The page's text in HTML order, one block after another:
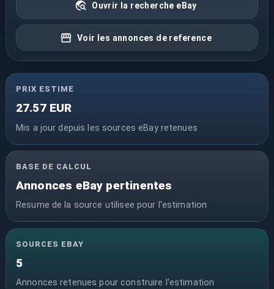
Ouvrir la recherche eBay
Voir les annonces de reference
PRIX ESTIME
27.57 EUR
Mis a jour depuis les sources eBay retenues
BASE DE CALCUL
Annonces eBay pertinentes
Resume de la source utilisee pour l'estimation
SOURCES EBAY
5
Annonces retenues pour construire l'estimation